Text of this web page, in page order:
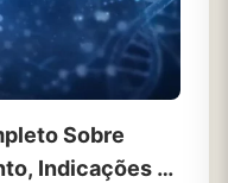
Sobre
Indicações e